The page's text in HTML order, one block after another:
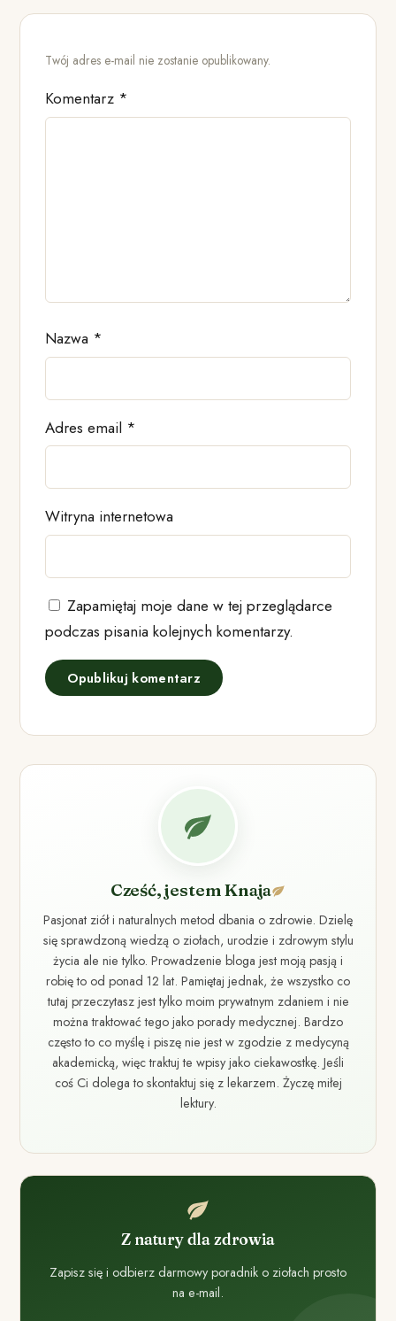
Twój adres e-mail nie zostanie opublikowany.
Komentarz *
Nazwa *
Adres email *
Witryna internetowa
Zapamiętaj moje dane w tej przeglądarce
podczas pisania kolejnych komentarzy.
Cześć, jestem Knaja
Pasjonat ziół i naturalnych metod dbania o zdrowie. Dzielę
się sprawdzoną wiedzą o ziołach, urodzie i zdrowym stylu
życia ale nie tylko. Prowadzenie bloga jest moją pasją i
robię to od ponad 12 lat. Pamiętaj jednak, że wszystko co
tutaj przeczytasz jest tylko moim prywatnym zdaniem i nie
można traktować tego jako porady medycznej. Bardzo
często to co myślę i piszę nie jest w zgodzie z medycyną
akademicką, więc traktuj te wpisy jako ciekawostkę. Jeśli
coś Ci dolega to skontaktuj się z lekarzem. Życzę miłej
lektury.
Z natury dla zdrowia
Zapisz się i odbierz darmowy poradnik o ziołach prosto
na e-mail.